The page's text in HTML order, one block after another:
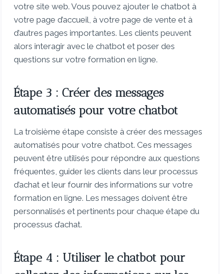
votre site web. Vous pouvez ajouter le chatbot à
votre page d’accueil, à votre page de vente et à
d’autres pages importantes. Les clients peuvent
alors interagir avec le chatbot et poser des
questions sur votre formation en ligne.
Étape 3 : Créer des messages
automatisés pour votre chatbot
La troisième étape consiste à créer des messages
automatisés pour votre chatbot. Ces messages
peuvent être utilisés pour répondre aux questions
fréquentes, guider les clients dans leur processus
d’achat et leur fournir des informations sur votre
formation en ligne. Les messages doivent être
personnalisés et pertinents pour chaque étape du
processus d’achat.
Étape 4 : Utiliser le chatbot pour